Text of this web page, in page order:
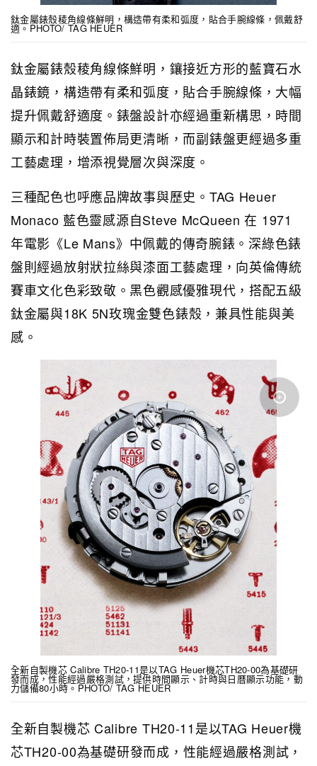
鈦金屬錶殼稜角線條鮮明，構造帶有柔和弧度，貼合手腕線條，佩戴舒
適。PHOTO/ TAG HEUER
鈦金屬錶殼稜角線條鮮明，鑲接近方形的藍寶石水
晶錶鏡，構造帶有柔和弧度，貼合手腕線條，大幅
提升佩戴舒適度。錶盤設計亦經過重新構思，時間
顯示和計時裝置佈局更清晰，而副錶盤更經過多重
工藝處理，增添視覺層次與深度。
三種配色也呼應品牌故事與歷史。TAG Heuer
Monaco 藍色靈感源自Steve McQueen 在 1971
年電影《Le Mans》中佩戴的傳奇腕錶。深綠色錶
盤則經過放射狀拉絲與漆面工藝處理，向英倫傳統
賽車文化色彩致敬。黑色觀感優雅現代，搭配五級
鈦金屬與18K 5N玫瑰金雙色錶殼，兼具性能與美
感。
全新自製機芯 Calibre TH20-11是以TAG Heuer機芯TH20-00為基礎研
發而成，性能經過嚴格測試，提供時間顯示、計時與日曆顯示功能，動
力儲備80小時。PHOTO/ TAG HEUER
全新自製機芯 Calibre TH20-11是以TAG Heuer機
芯TH20-00為基礎研發而成，性能經過嚴格測試，